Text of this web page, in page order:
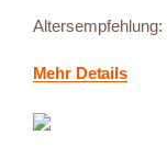
Altersempfehlung:
Mehr Details